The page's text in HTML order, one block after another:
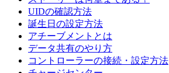
UIDの確認方法
誕生日の設定方法
アチーブメントとは
データ共有のやり方
コントローラーの接続・設定方法